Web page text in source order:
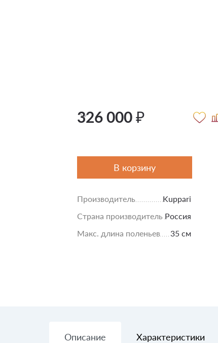
326 000 ₽
В корзину
Производитель
Kuppari
Страна производитель Россия
Макс. длина поленьев
35 см
Описание Характеристики